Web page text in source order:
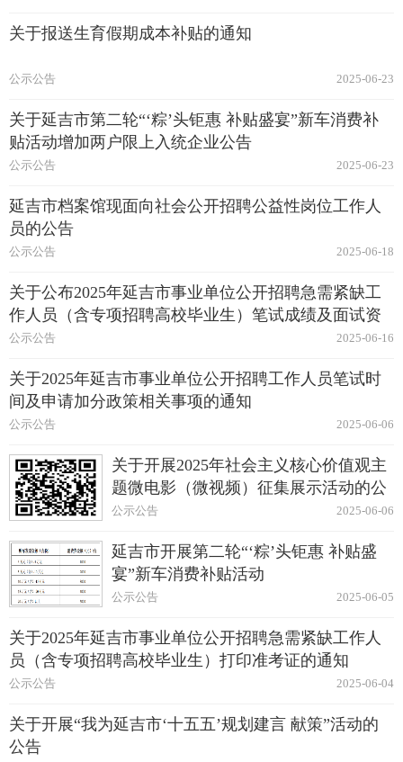
关于报送生育假期成本补贴的通知
2025-06-23
公示公告
关于延吉市第二轮“‘粽’头钜惠 补贴盛宴”新车消费补
贴活动增加两户限上入统企业公告
2025-06-23
公示公告
延吉市档案馆现面向社会公开招聘公益性岗位工作人
员的公告
2025-06-18
公示公告
关于公布2025年延吉市事业单位公开招聘急需紧缺工
作人员（含专项招聘高校毕业生）笔试成绩及面试资
格复审的通知
2025-06-16
公示公告
关于2025年延吉市事业单位公开招聘工作人员笔试时
间及申请加分政策相关事项的通知
2025-06-06
公示公告
关于开展2025年社会主义核心价值观主
题微电影（微视频）征集展示活动的公
告
2025-06-06
公示公告
延吉市开展第二轮“‘粽’头钜惠 补贴盛
宴”新车消费补贴活动
2025-06-05
公示公告
关于2025年延吉市事业单位公开招聘急需紧缺工作人
员（含专项招聘高校毕业生）打印准考证的通知
2025-06-04
公示公告
关于开展“我为延吉市‘十五五’规划建言 献策”活动的
公告